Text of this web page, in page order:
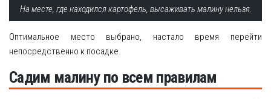
На месте, где находился картофель, высаживать малину нельзя.
Оптимальное место выбрано, настало время перейти
непосредственно к посадке.
Садим малину по всем правилам